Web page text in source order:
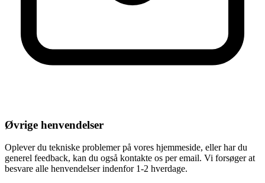
Øvrige henvendelser
Oplever du tekniske problemer på vores hjemmeside, eller har du
generel feedback, kan du også kontakte os per email. Vi forsøger at
besvare alle henvendelser indenfor 1-2 hverdage.